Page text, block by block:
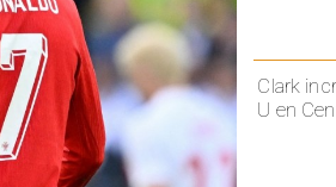
Clark
U en